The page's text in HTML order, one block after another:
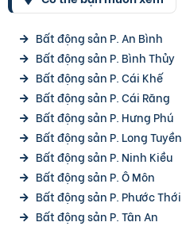
Bất động sản P. An Bình
Bất động sản P. Bình Thủy
Bất động sản P. Cái Khế
Bất động sản P. Cái Răng
Bất động sản P. Hưng Phú
Bất động sản P. Long Tuyền
Bất động sản P. Ninh Kiều
Bất động sản P. Ô Môn
Bất động sản P. Phước Thới
Bất động sản P. Tân An